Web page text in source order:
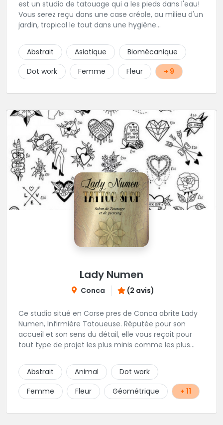
est un studio de tatouage qui a les pieds dans l'eau!
Vous serez reçu dans une case créole, au milieu d'un
jardin, tropical le tout dans une hygiène
choix de bijoux et uniquement dans des matières
biocompatibles! Vous le trouverez à Saint-Gilles les
Bains...les doigts de pieds en éventail...
Abstrait Asiatique
Biomécanique
Dot work
Femme Fleur + 9
Lady Numen
Conca (2 avis)
Ce studio situé en Corse pres de Conca abrite Lady
Numen, Infirmière Tatoueuse. Réputée pour son
accueil et son sens du détail, elle vous reçoit pour
tout type de projet les plus minis comme les plus
Abstrait
Animal
Dot work
Femme
Fleur Géométrique + 11